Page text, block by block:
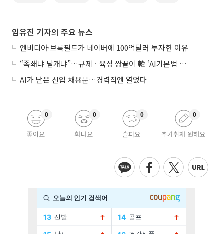
임유진 기자의 주요 뉴스
엔비디아·브룩필드가 네이버에 100억달러 투자한 이유
“족쇄냐 날개냐”…규제ㆍ육성 쌍끌이 韓 ‘AI기본법 개정안’ 오늘 시행
AI가 닫은 신입 채용문…경력직엔 열었다
좋아요
0
화나요
0
슬퍼요
0
추가취재 원해요
0